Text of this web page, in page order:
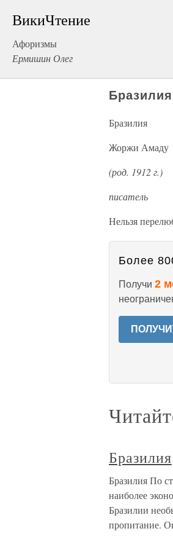
ВикиЧтение
Афоризмы
Ермишин Олег
Бразилия
Бразилия
Жоржи Амаду
(род. 1912 г.)
писатель
Нельзя
Более
Получи 2
Бразилия
Бразилия По
наиболее
Бразилии
пропитание.